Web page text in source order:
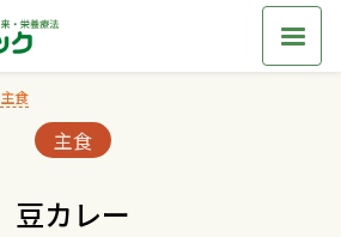
主食
Categories:
主食
豆カレー